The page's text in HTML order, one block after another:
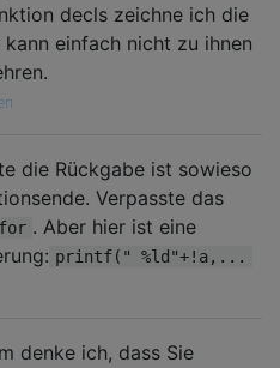
decls zeichne ich die
kann einfach nicht zu ihnen
die Rückgabe ist sowieso
Verpasste das
for . Aber hier ist eine
printf(" %ld"+!a,...
denke ich, dass Sie